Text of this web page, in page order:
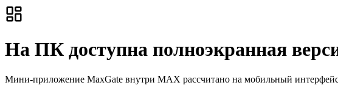
На ПК доступна полноэкранная
Мини-приложение MaxGate внутри MAX рассчитано на мобильный